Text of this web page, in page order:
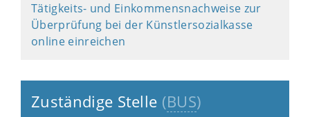
Tätigkeits- und Einkommensnachweise zur
Überprüfung bei der Künstlersozialkasse
online einreichen
Zuständige Stelle (BUS)